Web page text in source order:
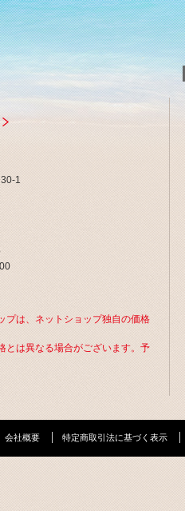
1
プは、ネットショップ独自の価格
とは異なる場合がございます。予
会社概要 特定商取引法に基づく表示